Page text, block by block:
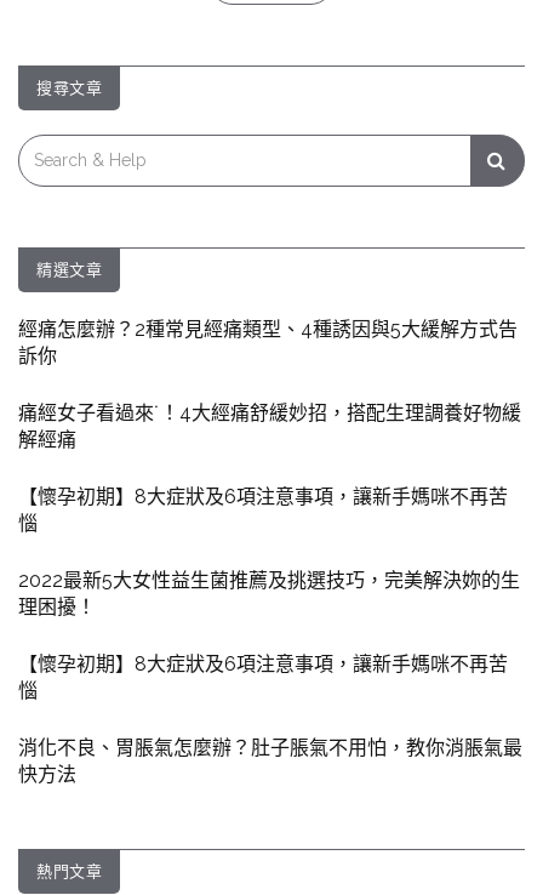
搜尋文章
Search
for:
精選文章
經痛怎麼辦？2種常見經痛類型、4種誘因與5大緩解方式告
訴你
痛經女子看過來˙！4大經痛舒緩妙招，搭配生理調養好物緩
解經痛
【懷孕初期】8大症狀及6項注意事項，讓新手媽咪不再苦
惱
2022最新5大女性益生菌推薦及挑選技巧，完美解決妳的生
理困擾！
【懷孕初期】8大症狀及6項注意事項，讓新手媽咪不再苦
惱
消化不良、胃脹氣怎麼辦？肚子脹氣不用怕，教你消脹氣最
快方法
熱門文章